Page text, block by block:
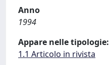
Anno
1994
Appare nelle tipologie:
1.1 Articolo in rivista